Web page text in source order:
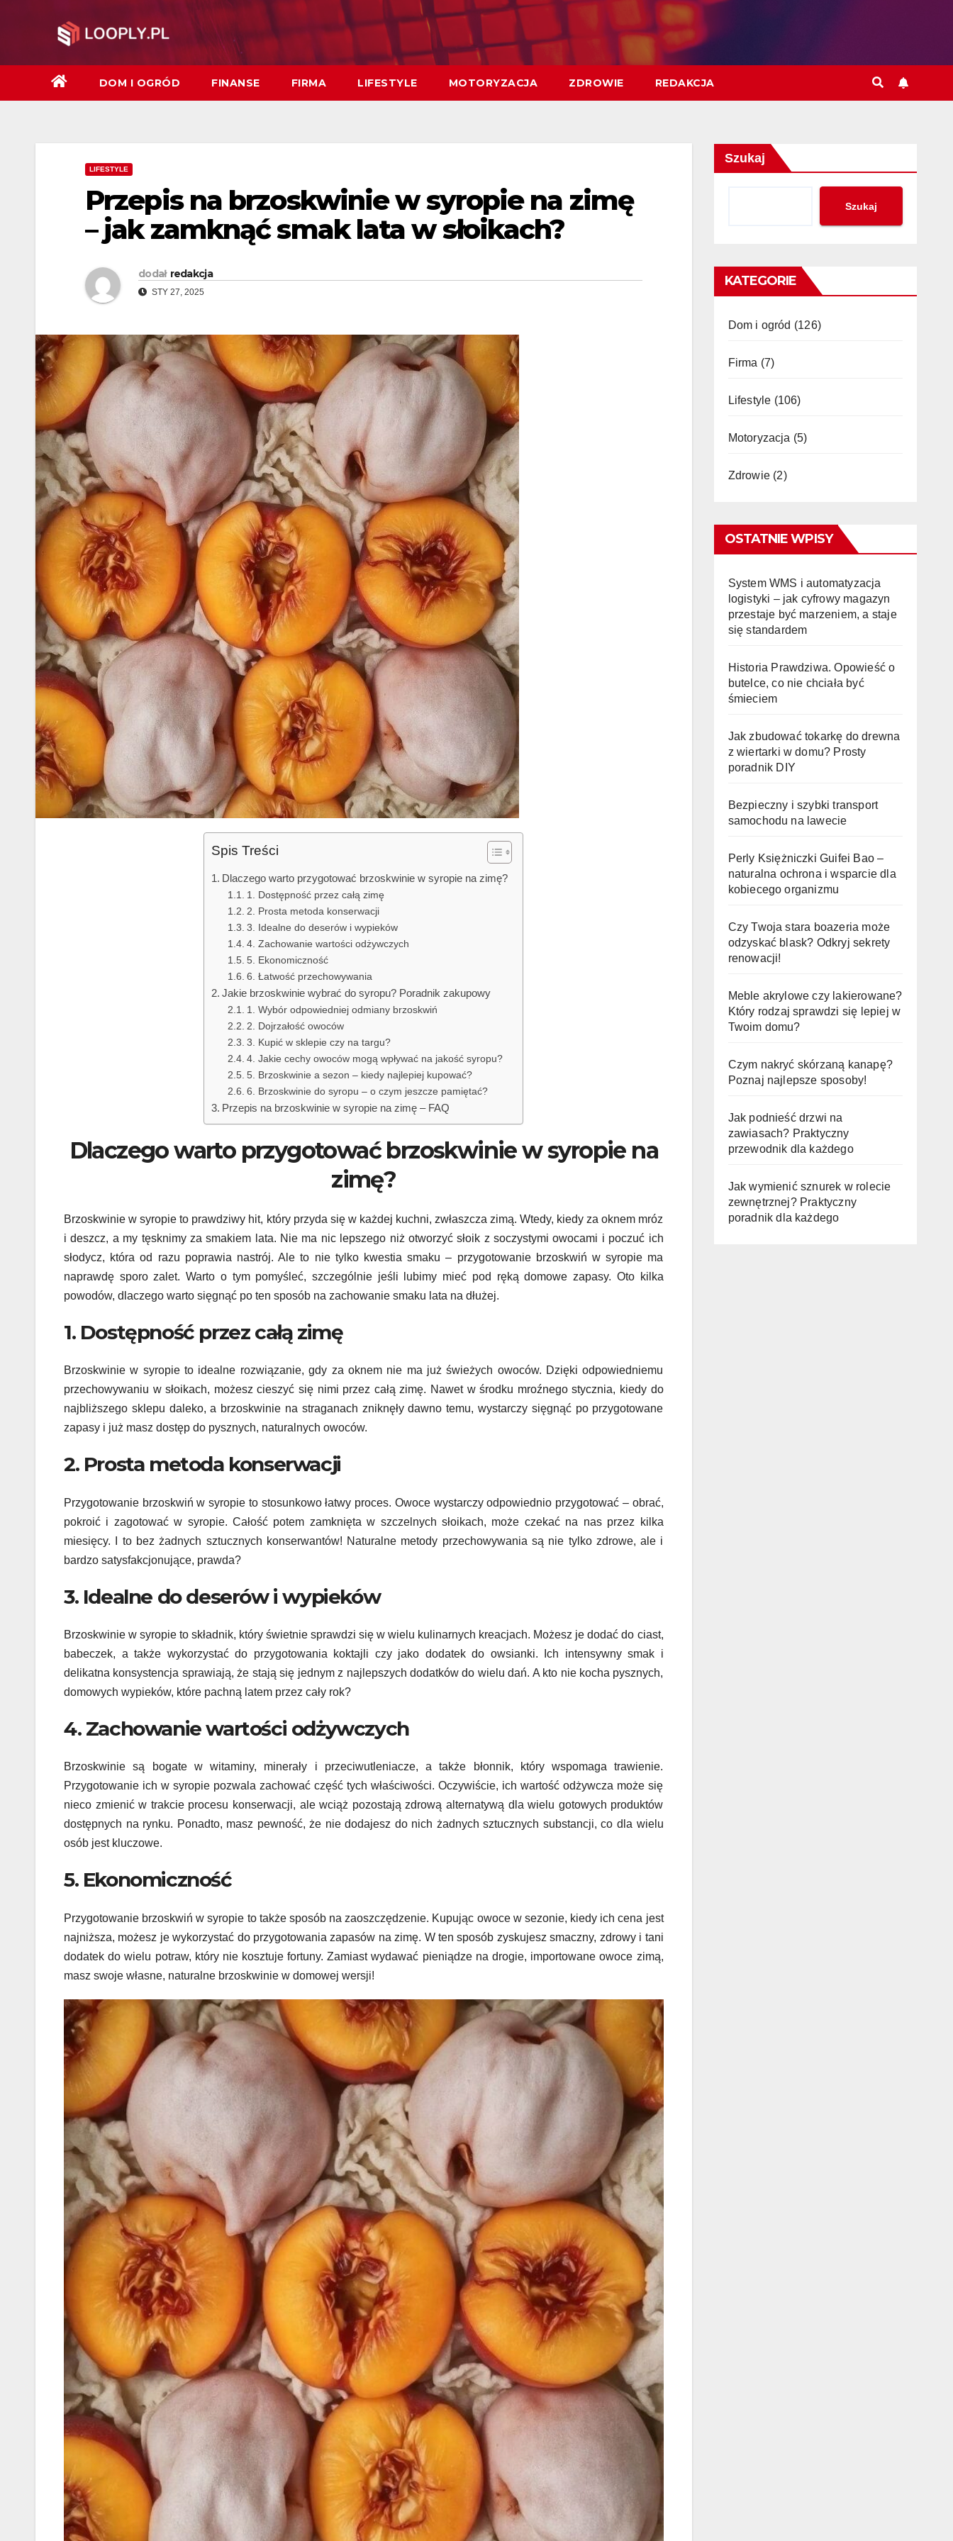
DOM I OGRÓD FINANSE FIRMA LIFESTYLE MOTORYZACJA ZDROWIE REDAKCJA
LIFESTYLE
Przepis na brzoskwinie w syropie na zimę
– jak zamknąć smak lata w słoikach?
dodał redakcja
STY 27, 2025
Spis Treści
Dlaczego warto przygotować brzoskwinie w syropie na zimę?
1. Dostępność przez całą zimę
2. Prosta metoda konserwacji
3. Idealne do deserów i wypieków
4. Zachowanie wartości odżywczych
5. Ekonomiczność
6. Łatwość przechowywania
Jakie brzoskwinie wybrać do syropu? Poradnik zakupowy
1. Wybór odpowiedniej odmiany brzoskwiń
2. Dojrzałość owoców
3. Kupić w sklepie czy na targu?
4. Jakie cechy owoców mogą wpływać na jakość syropu?
5. Brzoskwinie a sezon – kiedy najlepiej kupować?
6. Brzoskwinie do syropu – o czym jeszcze pamiętać?
Przepis na brzoskwinie w syropie na zimę – FAQ
Dlaczego warto przygotować brzoskwinie w syropie na
zimę?
Brzoskwinie w syropie to prawdziwy hit, który przyda się w każdej kuchni, zwłaszcza zimą. Wtedy, kiedy za oknem mróz
i deszcz, a my tęsknimy za smakiem lata. Nie ma nic lepszego niż otworzyć słoik z soczystymi owocami i poczuć ich
słodycz, która od razu poprawia nastrój. Ale to nie tylko kwestia smaku – przygotowanie brzoskwiń w syropie ma
naprawdę sporo zalet. Warto o tym pomyśleć, szczególnie jeśli lubimy mieć pod ręką domowe zapasy. Oto kilka
powodów, dlaczego warto sięgnąć po ten sposób na zachowanie smaku lata na dłużej.
1. Dostępność przez całą zimę
Brzoskwinie w syropie to idealne rozwiązanie, gdy za oknem nie ma już świeżych owoców. Dzięki odpowiedniemu
przechowywaniu w słoikach, możesz cieszyć się nimi przez całą zimę. Nawet w środku mroźnego stycznia, kiedy do
najbliższego sklepu daleko, a brzoskwinie na straganach zniknęły dawno temu, wystarczy sięgnąć po przygotowane
zapasy i już masz dostęp do pysznych, naturalnych owoców.
2. Prosta metoda konserwacji
Przygotowanie brzoskwiń w syropie to stosunkowo łatwy proces. Owoce wystarczy odpowiednio przygotować – obrać,
pokroić i zagotować w syropie. Całość potem zamknięta w szczelnych słoikach, może czekać na nas przez kilka
miesięcy. I to bez żadnych sztucznych konserwantów! Naturalne metody przechowywania są nie tylko zdrowe, ale i
bardzo satysfakcjonujące, prawda?
3. Idealne do deserów i wypieków
Brzoskwinie w syropie to składnik, który świetnie sprawdzi się w wielu kulinarnych kreacjach. Możesz je dodać do ciast,
babeczek, a także wykorzystać do przygotowania koktajli czy jako dodatek do owsianki. Ich intensywny smak i
delikatna konsystencja sprawiają, że stają się jednym z najlepszych dodatków do wielu dań. A kto nie kocha pysznych,
domowych wypieków, które pachną latem przez cały rok?
4. Zachowanie wartości odżywczych
Brzoskwinie są bogate w witaminy, minerały i przeciwutleniacze, a także błonnik, który wspomaga trawienie.
Przygotowanie ich w syropie pozwala zachować część tych właściwości. Oczywiście, ich wartość odżywcza może się
nieco zmienić w trakcie procesu konserwacji, ale wciąż pozostają zdrową alternatywą dla wielu gotowych produktów
dostępnych na rynku. Ponadto, masz pewność, że nie dodajesz do nich żadnych sztucznych substancji, co dla wielu
osób jest kluczowe.
5. Ekonomiczność
Przygotowanie brzoskwiń w syropie to także sposób na zaoszczędzenie. Kupując owoce w sezonie, kiedy ich cena jest
najniższa, możesz je wykorzystać do przygotowania zapasów na zimę. W ten sposób zyskujesz smaczny, zdrowy i tani
dodatek do wielu potraw, który nie kosztuje fortuny. Zamiast wydawać pieniądze na drogie, importowane owoce zimą,
masz swoje własne, naturalne brzoskwinie w domowej wersji!
Szukaj
Szukaj
KATEGORIE
Dom i ogród (126)
Firma (7)
Lifestyle (106)
Motoryzacja (5)
Zdrowie(2)
OSTATNIE WPISY
System WMS i automatyzacja
logistyki – jak cyfrowy magazyn
przestaje być marzeniem, a staje
się standardem
Historia Prawdziwa. Opowieść o
butelce, co nie chciała być
śmieciem
Jak zbudować tokarkę do drewna
z wiertarki w domu? Prosty
poradnik DIY
Bezpieczny i szybki transport
samochodu na lawecie
Perly Księżniczki Guifei Bao –
naturalna ochrona i wsparcie dla
kobiecego organizmu
Czy Twoja stara boazeria może
odzyskać blask? Odkryj sekrety
renowacji!
Meble akrylowe czy lakierowane?
Który rodzaj sprawdzi się lepiej w
Twoim domu?
Czym nakryć skórzaną kanapę?
Poznaj najlepsze sposoby!
Jak podnieść drzwi na
zawiasach? Praktyczny
przewodnik dla każdego
Jak wymienić sznurek w rolecie
zewnętrznej? Praktyczny
poradnik dla każdego